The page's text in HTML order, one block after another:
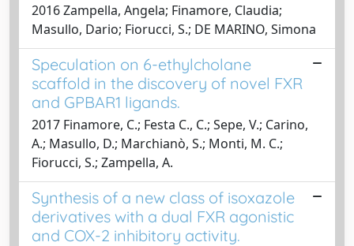
2016 Zampella, Angela; Finamore, Claudia;
Masullo, Dario; Fiorucci, S.; DE MARINO, Simona
Speculation on 6-ethylcholane
scaffold in the discovery of novel FXR
and GPBAR1 ligands.
2017 Finamore, C.; Festa C., C.; Sepe, V.; Carino,
A.; Masullo, D.; Marchianò, S.; Monti, M. C.;
Fiorucci, S.; Zampella, A.
Synthesis of a new class of isoxazole
derivatives with a dual FXR agonistic
and COX-2 inhibitory activity.